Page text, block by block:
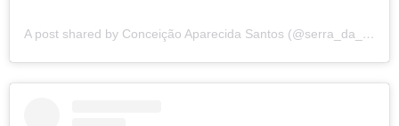
A post shared by Conceição Aparecida Santos (@serra_da_cantareira_hoje)